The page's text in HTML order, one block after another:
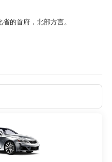
的首府，北部方言。
照片和信息以及顺化的历史照
要景点，这是一个庞大的建筑
、城墙、大门、商店、博物馆和
艺术品和服饰。
的官方象征。
点是位于城市南部香水河上的皇